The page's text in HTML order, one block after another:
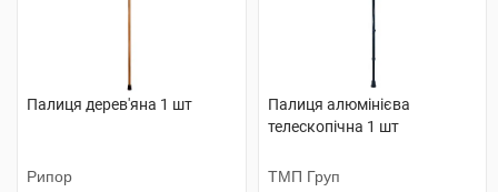
Палиця дерев'яна 1 шт
Рипор
Палиця алюмінієва
телескопічна 1 шт
ТМП Груп